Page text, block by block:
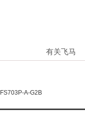
有关飞马
FS703P-A-G2B